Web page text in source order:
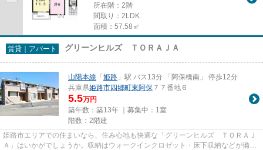
所在階：2階
間取り：2LDK
面積：57.58㎡
賃貸｜アパート グリーンヒルズ ＴＯＲＡＪＡ
山陽本線 「姫路 」駅 バス13分 「阿保橋南」 停歩12分
兵庫県姫路市四郷町東阿保 ７７番地６
5.5万円
築年数：築13年 ｜募集中： 1室
階数：2階建
姫路市エリアでの住まいなら、住み心地も快適な「グリーンヒルズ ＴＯＲＡＪ
Ａ」はいかがでしょうか。収納はウォークインクロゼット・床下収納などが備え